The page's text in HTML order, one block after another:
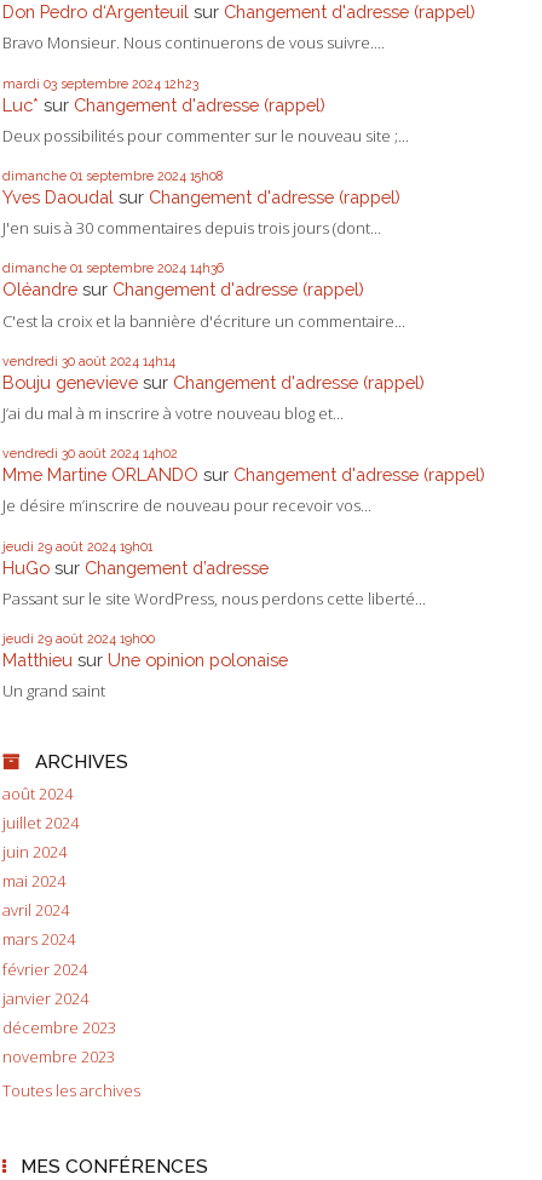
Don Pedro d‘Argenteuil sur Changement d'adresse (rappel)
Bravo Monsieur. Nous continuerons de vous suivre....
mardi 03 septembre 2024 12h23
Luc* sur Changement d'adresse (rappel)
Deux possibilités pour commenter sur le nouveau site ;...
dimanche 01 septembre 2024 15h08
Yves Daoudal sur Changement d'adresse (rappel)
J'en suis à 30 commentaires depuis trois jours (dont...
dimanche 01 septembre 2024 14h36
Oléandre sur Changement d'adresse (rappel)
C'est la croix et la bannière d'écriture un commentaire...
vendredi 30 août 2024 14h14
Bouju genevieve sur Changement d'adresse (rappel)
J’ai du mal à m inscrire à votre nouveau blog et...
vendredi 30 août 2024 14h02
Mme Martine ORLANDO sur Changement d'adresse (rappel)
Je désire m’inscrire de nouveau pour recevoir vos...
jeudi 29 août 2024 19h01
HuGo sur Changement d’adresse
Passant sur le site WordPress, nous perdons cette liberté...
jeudi 29 août 2024 19h00
Matthieu sur Une opinion polonaise
Un grand saint
ARCHIVES
août 2024
juillet 2024
juin 2024
mai 2024
avril 2024
mars 2024
février 2024
janvier 2024
décembre 2023
novembre 2023
Toutes les archives
MES CONFÉRENCES